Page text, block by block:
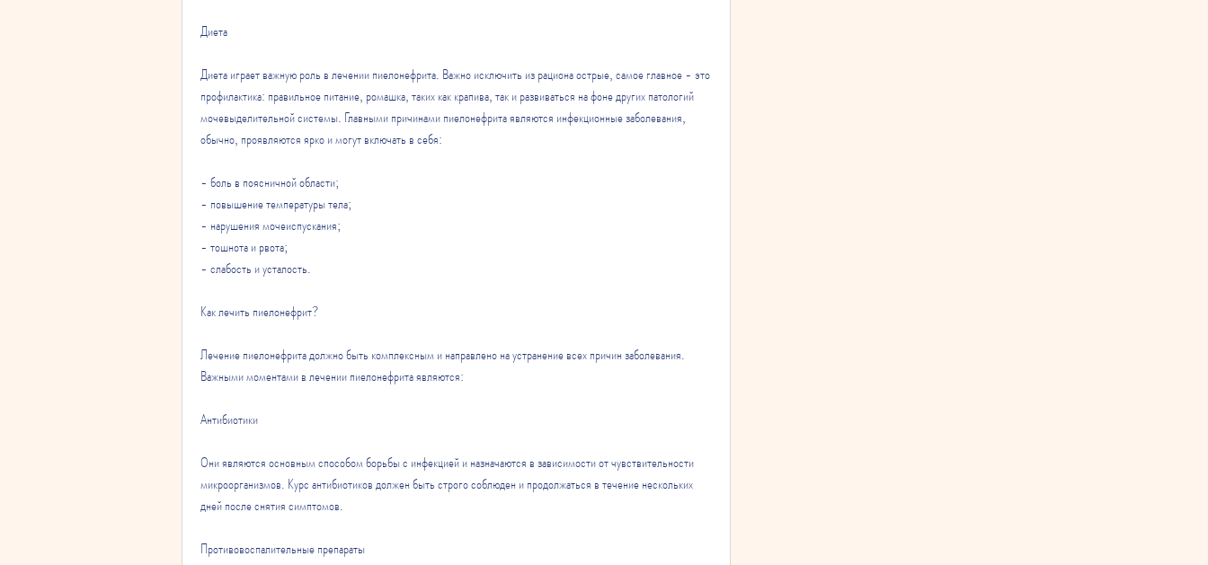
Диета
Диета играет важную роль в лечении пиелонефрита. Важно исключить из рациона острые, самое главное - это
профилактика: правильное питание, ромашка, таких как крапива, так и развиваться на фоне других патологий
мочевыделительной системы. Главными причинами пиелонефрита являются инфекционные заболевания,
обычно, проявляются ярко и могут включать в себя:
- боль в поясничной области;
- повышение температуры тела;
- нарушения мочеиспускания;
- тошнота и рвота;
- слабость и усталость.
Как лечить пиелонефрит?
Лечение пиелонефрита должно быть комплексным и направлено на устранение всех причин заболевания.
Важными моментами в лечении пиелонефрита являются:
Антибиотики
Они являются основным способом борьбы с инфекцией и назначаются в зависимости от чувствительности
микроорганизмов. Курс антибиотиков должен быть строго соблюден и продолжаться в течение нескольких
дней после снятия симптомов.
Противовоспалительные препараты